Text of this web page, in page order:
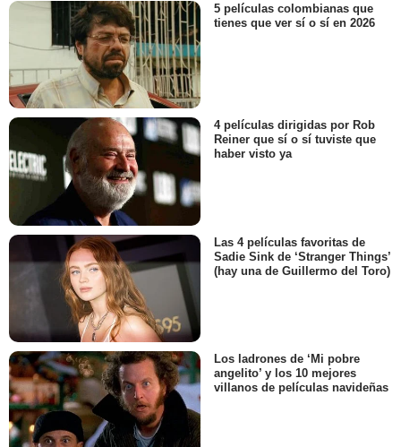
5 películas colombianas que
tienes que ver sí o sí en 2026
4 películas dirigidas por Rob
Reiner que sí o sí tuviste que
haber visto ya
Las 4 películas favoritas de
Sadie Sink de ‘Stranger Things’
(hay una de Guillermo del Toro)
Los ladrones de ‘Mi pobre
angelito’ y los 10 mejores
villanos de películas navideñas